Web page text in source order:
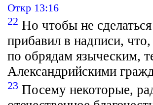
Откр 13:16
22 Но чтобы не
прибавил в надписи,
по обрядам языческим,
Александрийскими
23 Посему некоторые,